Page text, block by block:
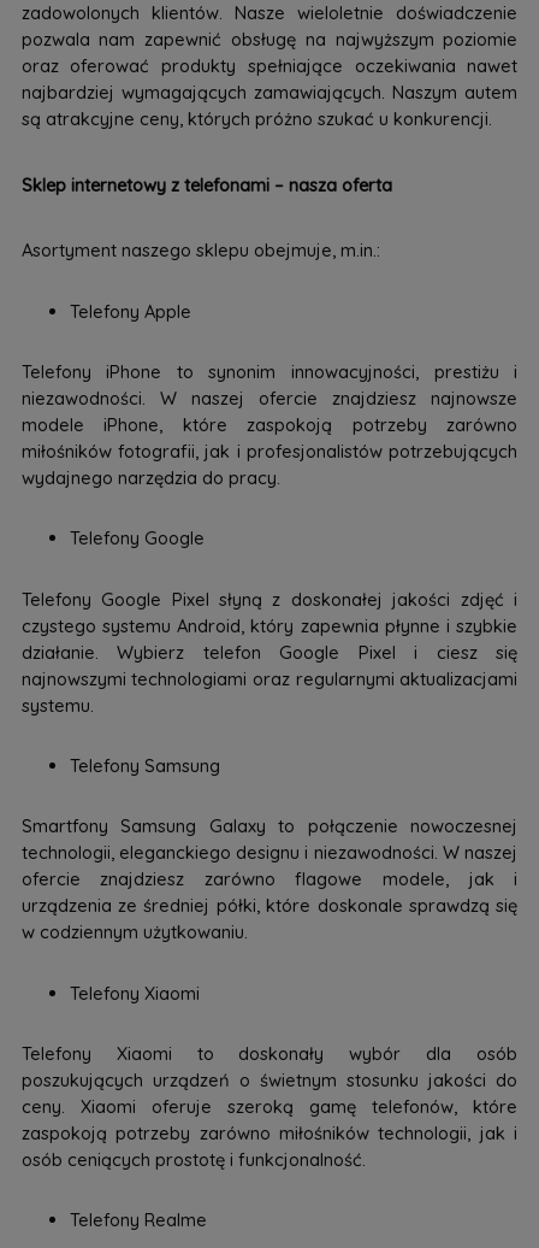
zadowolonych klientów. Nasze wieloletnie doświadczenie
pozwala nam zapewnić obsługę na najwyższym poziomie
oraz oferować produkty spełniające oczekiwania nawet
najbardziej wymagających zamawiających. Naszym autem
są atrakcyjne ceny, których próżno szukać u konkurencji.
Sklep internetowy z telefonami – nasza oferta
Asortyment naszego sklepu obejmuje, m.in.:
Telefony Apple
Telefony iPhone to synonim innowacyjności, prestiżu i
niezawodności. W naszej ofercie znajdziesz najnowsze
modele iPhone, które zaspokoją potrzeby zarówno
miłośników fotografii, jak i profesjonalistów potrzebujących
wydajnego narzędzia do pracy.
Telefony Google
Telefony Google Pixel słyną z doskonałej jakości zdjęć i
czystego systemu Android, który zapewnia płynne i szybkie
działanie. Wybierz telefon Google Pixel i ciesz się
najnowszymi technologiami oraz regularnymi aktualizacjami
systemu.
Telefony Samsung
Smartfony Samsung Galaxy to połączenie nowoczesnej
technologii, eleganckiego designu i niezawodności. W naszej
ofercie znajdziesz zarówno flagowe modele, jak i
urządzenia ze średniej półki, które doskonale sprawdzą się
w codziennym użytkowaniu.
Telefony Xiaomi
Telefony Xiaomi to doskonały wybór dla osób
poszukujących urządzeń o świetnym stosunku jakości do
ceny. Xiaomi oferuje szeroką gamę telefonów, które
zaspokoją potrzeby zarówno miłośników technologii, jak i
osób ceniących prostotę i funkcjonalność.
Telefony Realme